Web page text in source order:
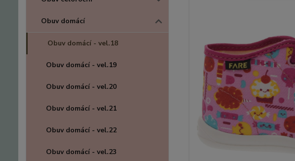
Obuv domácí
Obuv domácí - vel.18
Obuv domácí - vel.19
Obuv domácí - vel.20
Obuv domácí - vel.21
Obuv domácí - vel.22
Obuv domácí - vel.23